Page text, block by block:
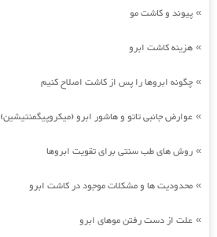
» پیوند و کاشت مو
» هزینه کاشت ابرو
» چگونه ابروها را پس از کاشت اصلاح کنیم
» عوارض جانبی تاتو و هاشور ابرو (میکروپیگمنتیشین)
» روش های طب سنتی برای تقویت ابروها
» محدودیت ها و مشکلات موجود در کاشت ابرو
» علت از دست رفتن موهای ابرو